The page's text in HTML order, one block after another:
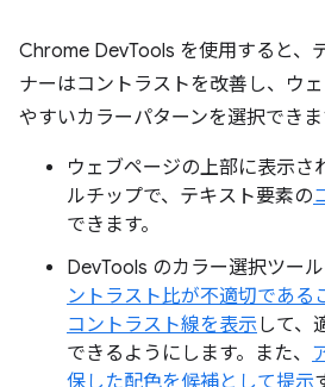
Chrome DevTools を使用すると、
ナーはコントラストを改善し、ウ
やすいカラーパターンを選択できま
ウェブページの上部に表示さ
ルチップで、テキスト要素の
できます。
DevTools のカラー選択ツー
ントラスト比が不適切である
コントラスト線を表示 して、
できるようにします。また、